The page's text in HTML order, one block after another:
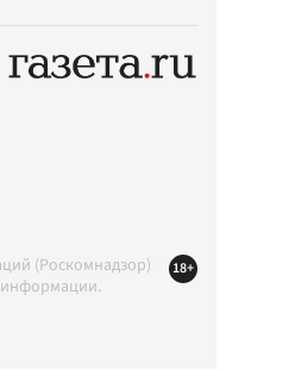
(Роскомнадзор)
информации.
18+